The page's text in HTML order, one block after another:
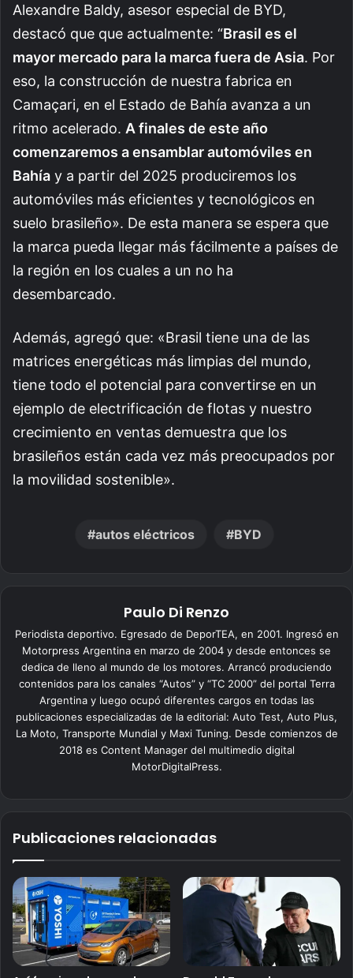
Alexandre Baldy, asesor especial de BYD,
destacó que que actualmente: “Brasil es el
mayor mercado para la marca fuera de Asia. Por
eso, la construcción de nuestra fabrica en
Camaçari, en el Estado de Bahía avanza a un
ritmo acelerado. A finales de este año
comenzaremos a ensamblar automóviles en
Bahía y a partir del 2025 produciremos los
automóviles más eficientes y tecnológicos en
suelo brasileño». De esta manera se espera que
la marca pueda llegar más fácilmente a países de
la región en los cuales a un no ha
desembarcado.
Además, agregó que: «Brasil tiene una de las
matrices energéticas más limpias del mundo,
tiene todo el potencial para convertirse en un
ejemplo de electrificación de flotas y nuestro
crecimiento en ventas demuestra que los
brasileños están cada vez más preocupados por
la movilidad sostenible».
autos eléctricos BYD
Paulo Di Renzo
Periodista deportivo. Egresado de DeporTEA, en 2001. Ingresó en
Motorpress Argentina en marzo de 2004 y desde entonces se
dedica de lleno al mundo de los motores. Arrancó produciendo
contenidos para los canales “Autos” y “TC 2000” del portal Terra
Argentina y luego ocupó diferentes cargos en todas las
publicaciones especializadas de la editorial: Auto Test, Auto Plus,
La Moto, Transporte Mundial y Maxi Tuning. Desde comienzos de
2018 es Content Manager del multimedio digital
MotorDigitalPress.
Publicaciones relacionadas